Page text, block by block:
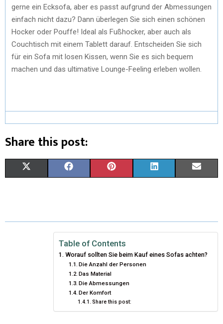
gerne ein Ecksofa, aber es passt aufgrund der Abmessungen
einfach nicht dazu? Dann überlegen Sie sich einen schönen
Hocker oder Pouffe! Ideal als Fußhocker, aber auch als
Couchtisch mit einem Tablett darauf. Entscheiden Sie sich
für ein Sofa mit losen Kissen, wenn Sie es sich bequem
machen und das ultimative Lounge-Feeling erleben wollen.
Share this post:
W E
O
O
K
T
E
R
T
K
D
I
Table of Contents
Worauf sollten Sie beim Kauf eines Sofas achten?
Die Anzahl der Personen
Das Material
Die Abmessungen
Der Komfort
Share this post: